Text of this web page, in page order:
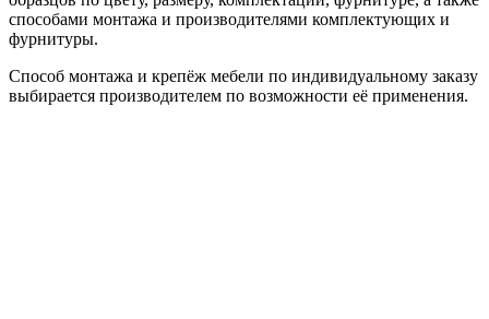
способами монтажа и производителями комплектующих и
фурнитуры.
Способ монтажа и крепёж мебели по индивидуальному заказу
выбирается производителем по возможности её применения.